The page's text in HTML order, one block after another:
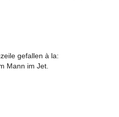
gefallen à la:
Mann im Jet.